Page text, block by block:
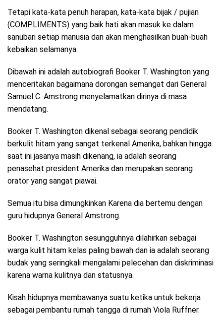
Tetapi kata-kata penuh harapan, kata-kata bijak / pujian
(COMPLIMENTS) yang baik hati akan masuk ke dalam
sanubari setiap manusia dan akan menghasilkan buah-buah
kebaikan selamanya.
Dibawah ini adalah autobiografi Booker T. Washington yang
menceritakan bagaimana dorongan semangat dari General
Samuel C. Amstrong menyelamatkan dirinya di masa
mendatang.
Booker T. Washington dikenal sebagai seorang pendidik
berkulit hitam yang sangat terkenal Amerika, bahkan hingga
saat ini jasanya masih dikenang, ia adalah seorang
penasehat president Amerika dan merupakan seorang
orator yang sangat piawai.
Semua itu bisa dimungkinkan Karena dia bertemu dengan
guru hidupnya General Amstrong.
Booker T. Washington sesungguhnya dilahirkan sebagai
warga kulit hitam kelas paling bawah dan ia adalah seorang
budak yang seringkali mengalami pelecehan dan diskriminasi
karena warna kulitnya dan statusnya.
Kisah hidupnya membawanya suatu ketika untuk bekerja
sebagai pembantu rumah tangga di rumah Viola Ruffner.